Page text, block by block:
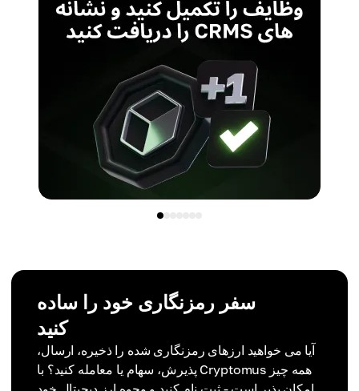
سفر رمزنگاری خود را ساده
کنید
آیا می خواهید ارزهای رمزنگاری شده را ذخیره، ارسال،
پذیرش، سهام یا معامله کنید؟ با Cryptomus همه چیز